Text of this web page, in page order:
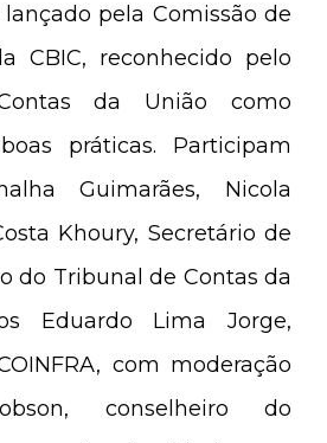
pela Comissão de
CBIC, reconhecido pelo
da União como
práticas. Participam
Guimarães, Nicola
Khoury, Secretário de
do Tribunal de Contas da
Eduardo Lima Jorge,
com moderação
conselheiro do